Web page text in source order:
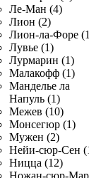
Ле-Ман (4)
Лион (2)
Лион-ла-Форе
Лувье (1)
Лурмарин (1)
Малакофф (1)
Манделье ла
Напуль (1)
Межев (10)
Монсегюр (1)
Мужен (2)
Нейи-сюр-Сен
Ницца (12)
Ножан-сюр-